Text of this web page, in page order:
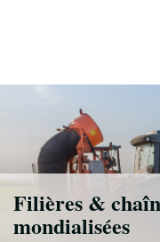
Filières &
mondialisées